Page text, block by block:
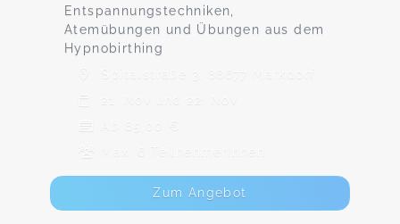
Entspannungstechniken,
Atemübungen und Übungen aus dem
Hypnobirthing
Spitalstraße 3, 88677 Markdorf
Ab 85,00 €
Max. 6 TeilnehmerInnen
Zum Angebot